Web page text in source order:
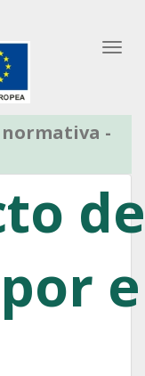
de Usuario
normativa -
de